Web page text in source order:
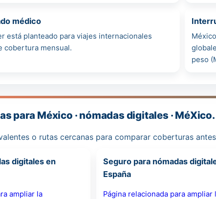
médico
está planteado para viajes internacionales
cobertura mensual.
peso
para México · nómadas digitales · MéXico.
o rutas cercanas para comparar coberturas
digitales en
ampliar la
Seguro para nómadas
España
Página relacionada para ampliar